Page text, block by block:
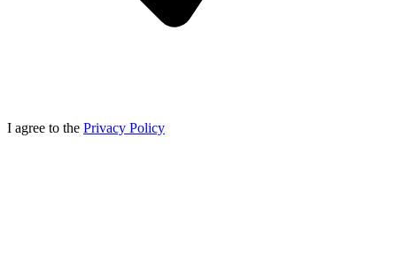
I agree to the Privacy Policy